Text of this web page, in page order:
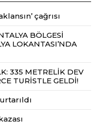
çağrısı
BÖLGESİ
LOKANTASI’NDA
335 METRELİK DEV
TURİSTLE GELDİ!